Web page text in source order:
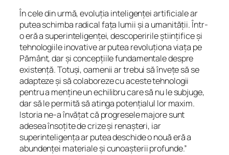
În cele din urmă, evoluția inteligenței artificiale ar
putea schimba radical fața lumii și a umanității. Într-
o eră a superinteligenței, descoperirile științifice și
tehnologiile inovative ar putea revoluționa viața pe
Pământ, dar și concepțiile fundamentale despre
existență. Totuși, oamenii ar trebui să învețe să se
adapteze și să colaboreze cu aceste tehnologii
pentru a menține un echilibru care să nu le subjuge,
dar să le permită să atinga potențialul lor maxim.
Istoria ne-a învățat că progresele majore sunt
adesea însoțite de crize și renașteri, iar
superinteligența ar putea deschide o nouă eră a
abundenței materiale și cunoașterii profunde.”